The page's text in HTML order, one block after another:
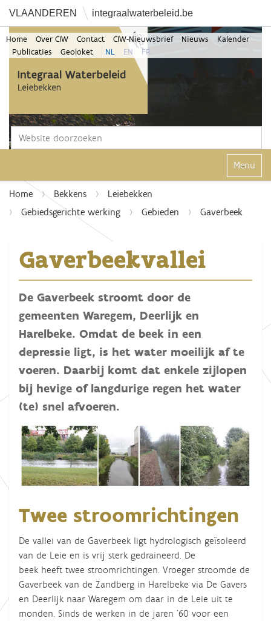
VLAANDEREN integraalwaterbeleid.be
Home Over CIW Contact CIW-Nieuwsbrief Nieuws
Kalender
Publicaties
Geoloket NL EN FR
Klap
Home Bekkens
Leiebekken
Gebiedsgerichte werking
Gebieden Gaverbeek
Gaverbeekvallei
De Gaverbeek stroomt door de
gemeenten Waregem, Deerlijk en
Harelbeke. Omdat de beek in een
depressie ligt, is het water moeilijk af te
voeren. Daarbij komt dat enkele zijlopen
bij hevige of langdurige regen het water
(te) snel afvoeren.
Twee stroomrichtingen
De vallei van de Gaverbeek ligt hydrologisch geïsoleerd
van de Leie en is vrij sterk gedraineerd. De
beek heeft twee stroomrichtingen. Vroeger stroomde de
Gaverbeek van de Zandberg in Harelbeke via De Gavers
en Deerlijk naar Waregem om daar in de Leie uit te
monden. Sinds de werken in de jaren '60 voor een